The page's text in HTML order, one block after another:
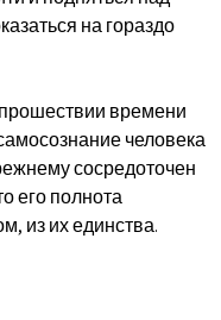
на гораздо
времени
человека
сосредоточен
его полнота
из их единства.